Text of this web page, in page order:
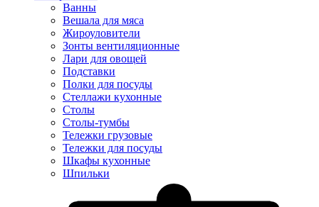
Ванны
Вешала для мяса
Жироуловители
Зонты вентиляционные
Лари для овощей
Подставки
Полки для посуды
Стеллажи кухонные
Столы
Столы-тумбы
Тележки грузовые
Тележки для посуды
Шкафы кухонные
Шпильки